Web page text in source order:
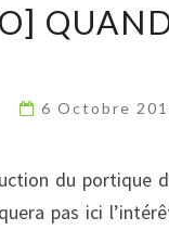
6 Octobre
du portique
pas ici